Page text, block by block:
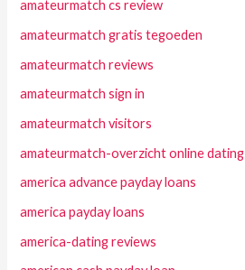
amateurmatch cs review
amateurmatch gratis tegoeden
amateurmatch reviews
amateurmatch sign in
amateurmatch visitors
amateurmatch-overzicht online dating
america advance payday loans
america payday loans
america-dating reviews